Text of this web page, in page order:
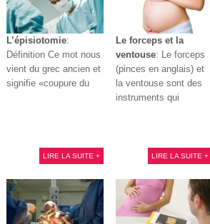
L’épisiotomie:
Définition Ce mot nous
vient du grec ancien et
signifie «coupure du
LIRE LA SUITE +
Le forceps et la
ventouse: Le forceps
(pinces en anglais) et
la ventouse sont des
instruments qui
LIRE LA SUITE +